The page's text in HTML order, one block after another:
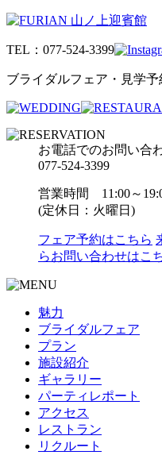
TEL： 077-524-3399
ブライダルフェア・見学予
お電話でのお問い合
077-524-3399
営業時間 11:00～
(定休日：火曜日)
フェア予約はこちら
らお問い合わせはこ
魅力
ブライダルフェア
プラン
施設紹介
ギャラリー
パーティレポート
アクセス
レストラン
リクルート